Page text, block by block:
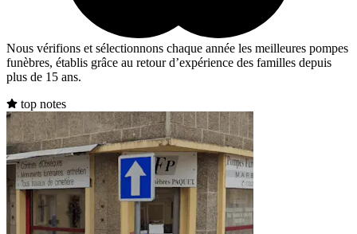
Nous vérifions et sélectionnons chaque année les meilleures pompes
funèbres, établis grâce au retour d’expérience des familles depuis
plus de 15 ans.
top notes